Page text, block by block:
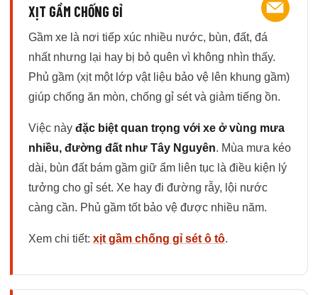
XỊT GẦM CHỐNG GỈ
Gầm xe là nơi tiếp xúc nhiều nước, bùn, đất, đá
nhất nhưng lại hay bị bỏ quên vì không nhìn thấy.
Phủ gầm (xịt một lớp vật liệu bảo vệ lên khung gầm)
giúp chống ăn mòn, chống gỉ sét và giảm tiếng ồn.
Việc này đặc biệt quan trọng với xe ở vùng mưa
nhiều, đường đất như Tây Nguyên. Mùa mưa kéo
dài, bùn đất bám gầm giữ ẩm liên tục là điều kiện lý
tưởng cho gỉ sét. Xe hay đi đường rẫy, lội nước
càng cần. Phủ gầm tốt bảo vệ được nhiều năm.
Xem chi tiết: xịt gầm chống gỉ sét ô tô.